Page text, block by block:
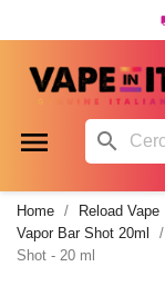
 
Home Reload Vape
Vapor Bar Shot 20ml
Shot - 20 ml